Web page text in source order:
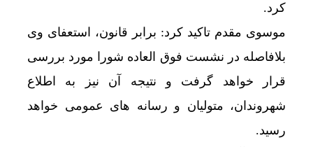
کرد.
موسوی مقدم تاکید کرد: برابر قانون، استعفای وی
بلافاصله در نشست فوق العاده شورا مورد بررسی
قرار خواهد گرفت و نتیجه آن نیز به اطلاع
شهروندان، متولیان و رسانه های عمومی خواهد
رسید.